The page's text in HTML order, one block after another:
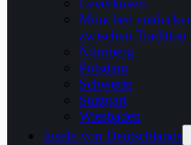
Leverkusen
München
zwischen Tradition
Nürnberg
Potsdam
Schwerin
Stuttgart
Wiesbaden
Inseln von Deutschlands